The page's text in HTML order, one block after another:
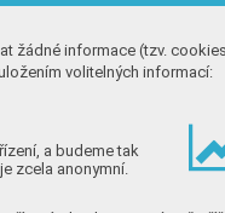
žádné informace (tzv.
volitelných informací:
a budeme tak
zcela anonymní.